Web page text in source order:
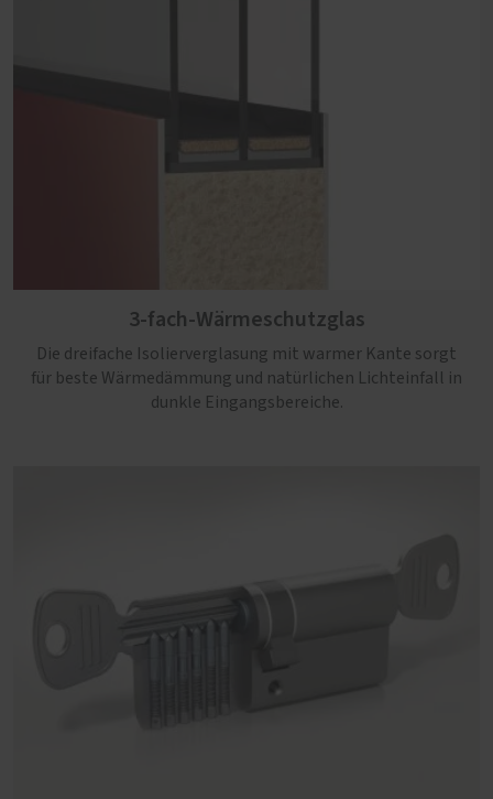
3-fach-Wärmeschutzglas
Die dreifache Isolierverglasung mit warmer Kante sorgt
für beste Wärmedämmung und natürlichen Lichteinfall in
dunkle Eingangsbereiche.